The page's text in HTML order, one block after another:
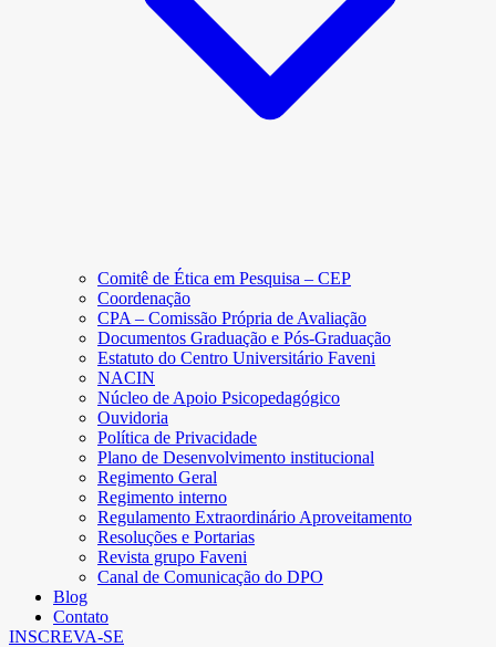
Comitê de Ética em Pesquisa – CEP
Coordenação
CPA – Comissão Própria de Avaliação
Documentos Graduação e Pós-Graduação
Estatuto do Centro Universitário Faveni
NACIN
Núcleo de Apoio Psicopedagógico
Ouvidoria
Política de Privacidade
Plano de Desenvolvimento institucional
Regimento Geral
Regimento interno
Regulamento Extraordinário Aproveitamento
Resoluções e Portarias
Revista grupo Faveni
Canal de Comunicação do DPO
Blog
Contato
INSCREVA-SE